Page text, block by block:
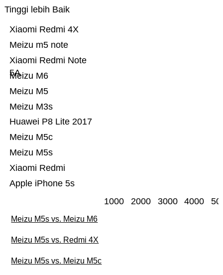
Tinggi lebih Baik
Apple iPhone 5s
Xiaomi Redmi
Meizu M5s
Meizu M5c
Huawei P8 Lite 2017
Meizu M3s
Meizu M5
Meizu M6
Xiaomi Redmi Note
5A
Meizu m5 note
Xiaomi Redmi 4X
1000 2000 3000 4000
Meizu M5s vs. Meizu M6
Meizu M5s vs. Redmi 4X
Meizu M5s vs. Meizu M5c